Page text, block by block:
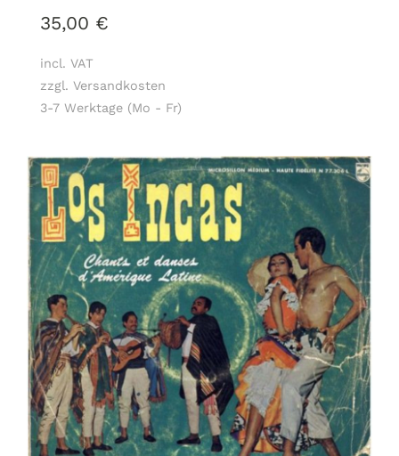
35,00 €
incl. VAT
zzgl. Versandkosten
3-7 Werktage (Mo - Fr)